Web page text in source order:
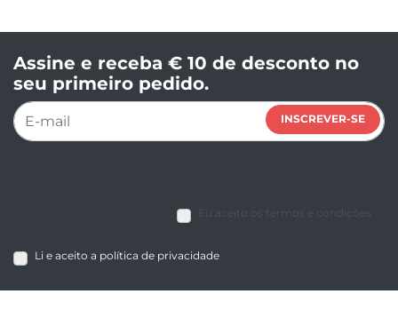
Assine e receba € 10 de desconto no
seu primeiro pedido.
INSCREVER-SE
Eu aceito os termos e condições
Li e aceito a política de privacidade